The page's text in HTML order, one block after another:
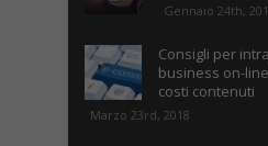
Gennaio 24th,
Consigli per
business on-
costi contenuti
Marzo 23rd, 2018